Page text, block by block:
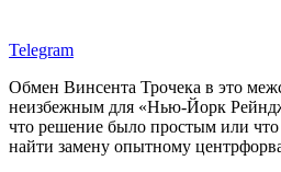
Telegram
Обмен Винсента Трочека в это
неизбежным для «Нью-Йорк
что решение было простым или что
найти замену опытному